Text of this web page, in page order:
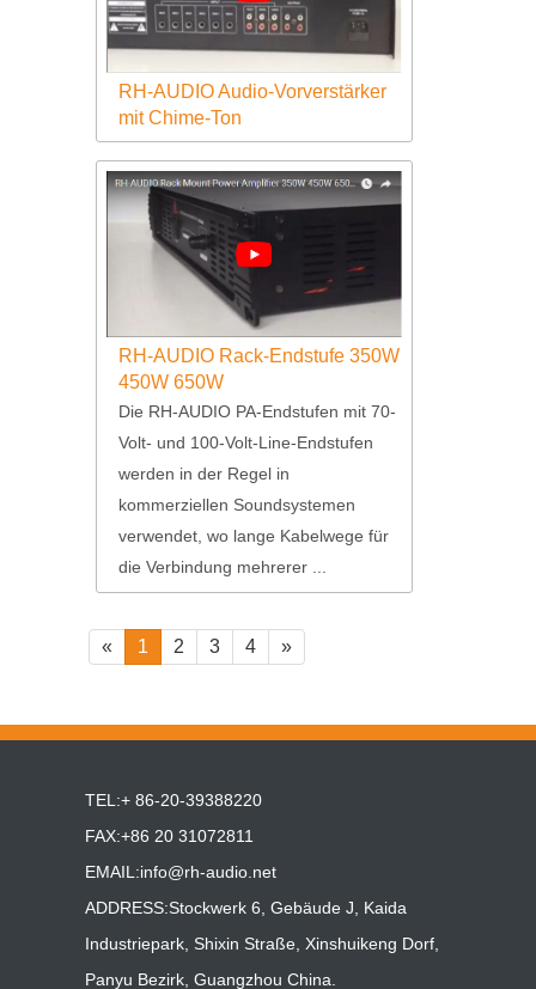
RH-AUDIO Audio-Vorverstärker
mit Chime-Ton
RH-AUDIO Rack-Endstufe 350W
450W 650W
Die RH-AUDIO PA-Endstufen mit 70-
Volt- und 100-Volt-Line-Endstufen
werden in der Regel in
kommerziellen Soundsystemen
verwendet, wo lange Kabelwege für
die Verbindung mehrerer ...
« 1 2 3 4 »
TEL:+ 86-20-39388220
FAX:+86 20 31072811
EMAIL:info@rh-audio.net
ADDRESS:Stockwerk 6, Gebäude J, Kaida
Industriepark, Shixin Straße, Xinshuikeng Dorf,
Panyu Bezirk, Guangzhou China.